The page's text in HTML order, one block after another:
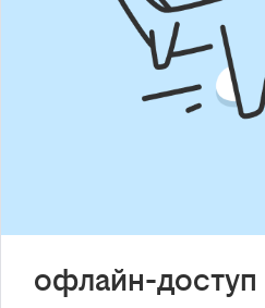
офлайн-доступ